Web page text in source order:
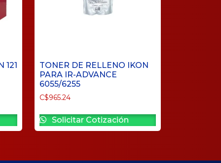
121
TONER DE RELLENO IKON
PARA IR-ADVANCE
6055/6255
C$965.24
Solicitar Cotización